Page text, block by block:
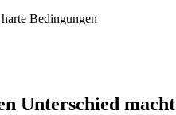
Bedingungen
Unterschied macht